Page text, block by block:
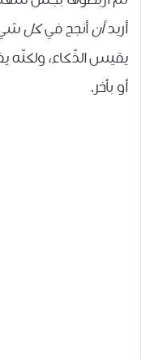
أريدأنأنجح فيكل
يقيس الذّكاء، ولكنّه
أو بأخر.